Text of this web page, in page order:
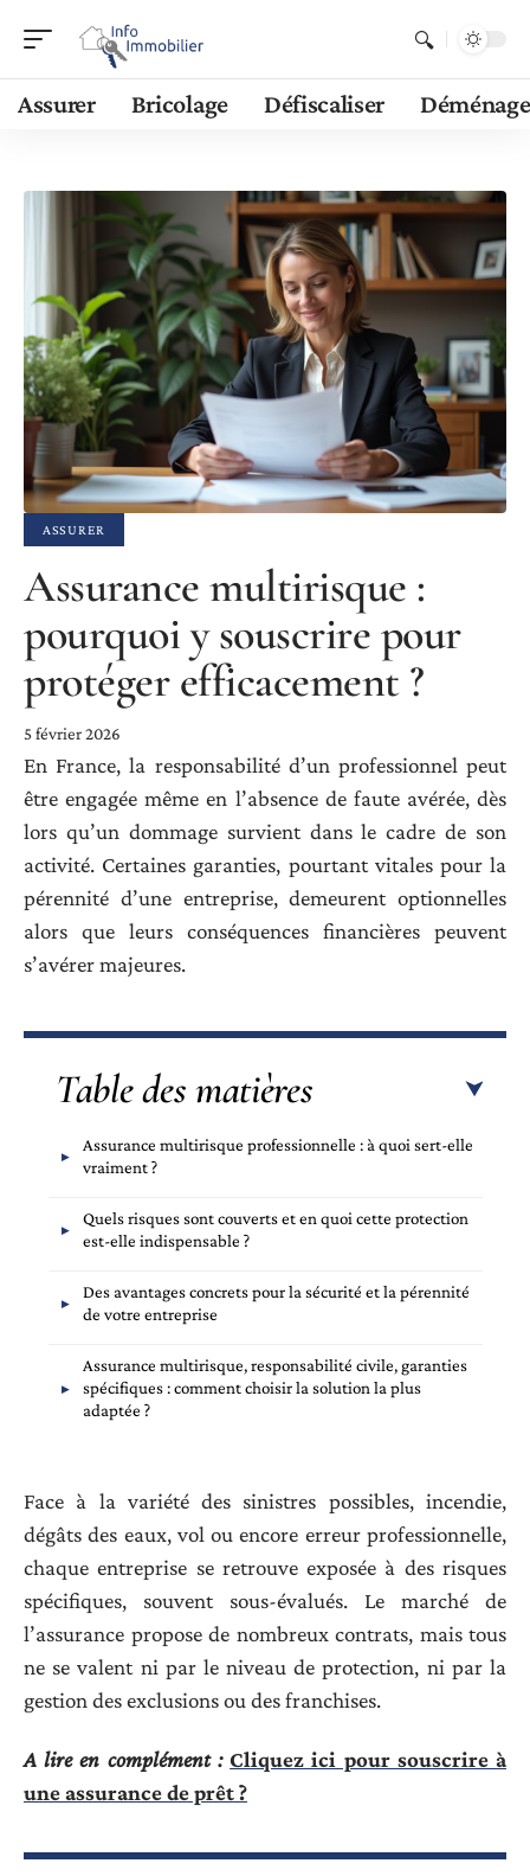
Assurer Bricolage Défiscaliser
ASSURER
Assurance multirisque :
pourquoi y souscrire pour
protéger efficacement ?
5 février 2026
En France, la responsabilité d’un professionnel peut
être engagée même en l’absence de faute avérée, dès
lors qu’un dommage survient dans le cadre de son
activité. Certaines garanties, pourtant vitales pour la
pérennité d’une entreprise, demeurent optionnelles
alors que leurs conséquences financières peuvent
s’avérer majeures.
Table des matières
Assurance multirisque professionnelle : à quoi sert-elle
vraiment ?
Quels risques sont couverts et en quoi cette protection
est-elle indispensable ?
Des avantages concrets pour la sécurité et la pérennité
de votre entreprise
Assurance multirisque, responsabilité civile, garanties
spécifiques : comment choisir la solution la plus
adaptée ?
Face à la variété des sinistres possibles, incendie,
dégâts des eaux, vol ou encore erreur professionnelle,
chaque entreprise se retrouve exposée à des risques
spécifiques, souvent sous-évalués. Le marché de
l’assurance propose de nombreux contrats, mais tous
ne se valent ni par le niveau de protection, ni par la
gestion des exclusions ou des franchises.
A lire en complément : Cliquez ici pour souscrire à
une assurance de prêt ?